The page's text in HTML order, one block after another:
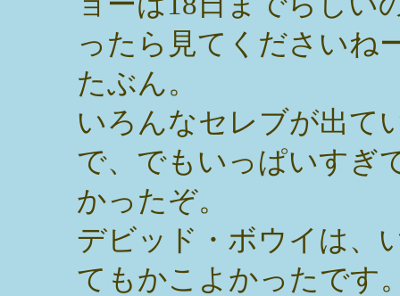
ったら見てくださいね
たぶん。
いろんなセレブが出て
で、でもいっぱいすぎ
かったぞ。
デビッド・ボウイは、
てもかこよかったです